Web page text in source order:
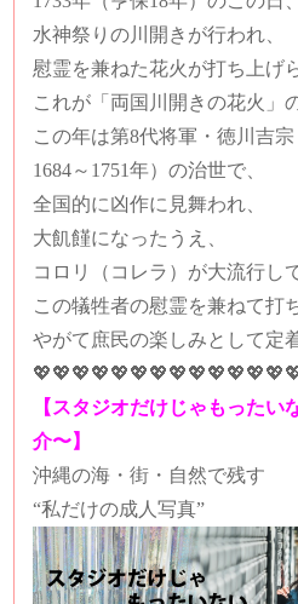
水神祭りの川開きが行われ、
慰霊を兼ねた花火が打ち上げ
これが「両国川開きの花火」
この年は第8代将軍・徳川吉宗
1684～1751年）の治世で、
全国的に凶作に見舞われ、
大飢饉になったうえ、
コロリ（コレラ）が大流行し
この犠牲者の慰霊を兼ねて打
やがて庶民の楽しみとして定
【スタジオだけじゃもったい
介〜】
沖縄の海・街・自然で残す
“私だけの成人写真”